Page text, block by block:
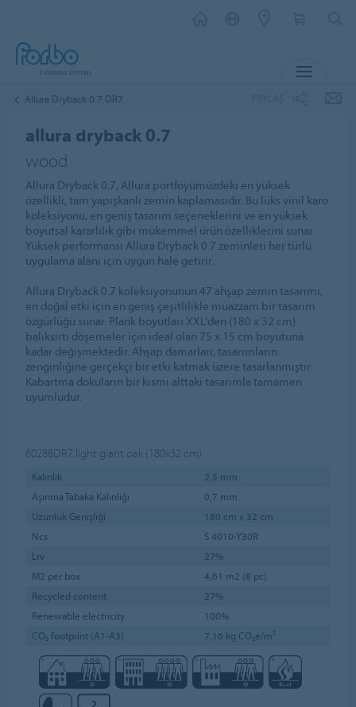
Allura Dryback 0.7 DR7
allura dryback 0.7
wood
Allura Dryback 0.7, Allura portföyümüzdeki en yüksek
özellikli, tam yapışkanlı zemin kaplamasıdır. Bu lüks vinil karo
koleksiyonu, en geniş tasarım seçeneklerini ve en yüksek
boyutsal kararlılık gibi mükemmel ürün özelliklerini sunar.
Yüksek performansı Allura Dryback 0.7 zeminleri her türlü
uygulama alanı için uygun hale getirir.
Allura Dryback 0.7 koleksiyonunun 47 ahşap zemin tasarımı,
en doğal etki için en geniş çeşitlilikle muazzam bir tasarım
özgürlüğü sunar. Plank boyutları XXL'den (180 x 32 cm)
balıksırtı döşemeler için ideal olan 75 x 15 cm boyutuna
kadar değişmektedir. Ahşap damarları, tasarımların
zenginliğine gerçekçi bir etki katmak üzere tasarlanmıştır.
Kabartma dokuların bir kısmı alttaki tasarımla tamamen
uyumludur.
60288DR7 light giant oak (180x32 cm)
Kalınlık
2,5 mm
Aşınma Tabaka Kalınlığı
0,7 mm
Uzunluk Genişliği
180 cm x 32 cm
Ncs
S 4010-Y30R
Lrv
27%
M2 per box
4,61 m2 (8 pc)
Recycled content
27%
Renewable electricity
100%
CO₂ footprint (A1-A3)
7,16 kg CO₂e/m²